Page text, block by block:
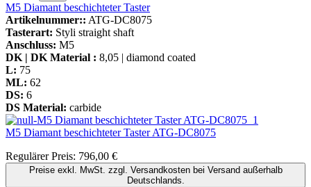
M5 Diamant beschichteter Taster
Artikelnummer:: ATG-DC8075
Tasterart: Styli straight shaft
Anschluss: M5
DK | DK Material : 8,05 | diamond coated
L: 75
ML: 62
DS: 6
DS Material: carbide
M5 Diamant beschichteter TasterATG-DC8075
Regulärer Preis: 796,00 €
Preise exkl. MwSt. zzgl. Versandkosten bei Versand außerhalb
Deutschlands.